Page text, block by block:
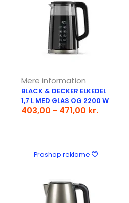
Mere information
BLACK & DECKER ELKEDEL
1,7 L MED GLAS OG 2200 W
403,00 - 471,00 kr.
Proshop reklame